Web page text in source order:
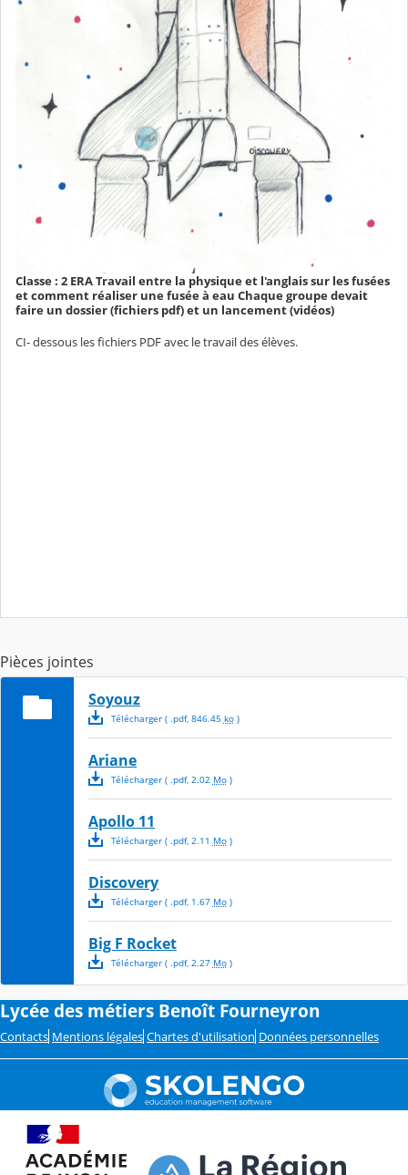
Classe : 2 ERA Travail entre la physique et l'anglais sur les fusées
et comment réaliser une fusée à eau Chaque groupe devait
faire un dossier (fichiers pdf) et un lancement (vidéos)
CI- dessous les fichiers PDF avec le travail des élèves.
Pièces jointes
Soyouz
Télécharger( .pdf, 846.45 ko)
Ariane
Télécharger( .pdf, 2.02 Mo)
Apollo 11
Télécharger( .pdf, 2.11 Mo)
Discovery
Télécharger( .pdf, 1.67 Mo)
Big F Rocket
Télécharger( .pdf, 2.27 Mo)
Lycée des métiers Benoît Fourneyron
Contacts Mentions légales Chartes d'utilisation Données personnelles